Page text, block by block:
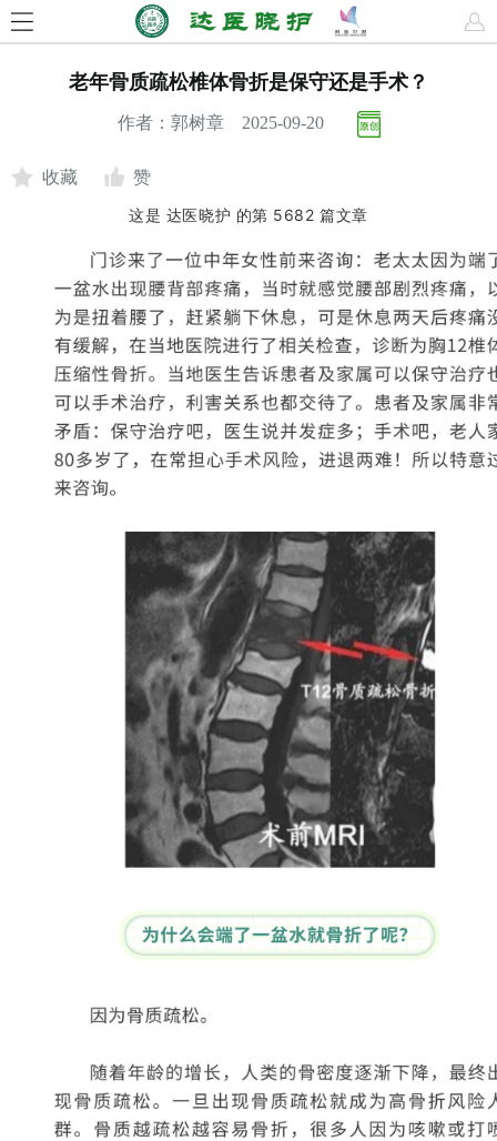
老年骨质疏松椎体骨折是保守还是手术？
作者：郭树章 2025-09-20
收藏
赞
这是 达医晓护 的第 5682 篇文章